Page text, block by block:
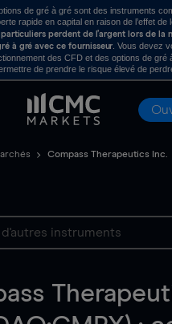
de gré à gré sont des instruments
rapide en capital en raison de l’effet de
particuliers perdent de l’argent lors de la
à gré avec ce fournisseur . Vous devez
des CFD et des options de gré
de prendre le risque élevé de
Compass Therapeutics Inc.